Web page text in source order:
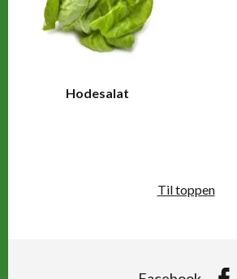
Hodesalat
Til toppen